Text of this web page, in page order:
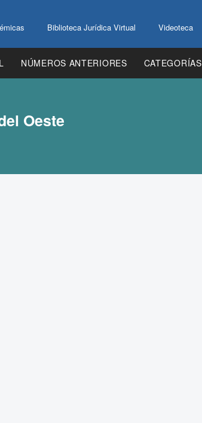
Biblioteca Jurídica Virtual Videoteca
NÚMEROS ANTERIORES CATEGORÍAS
Oeste